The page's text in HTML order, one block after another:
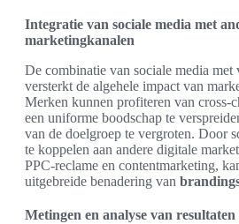
Integratie van sociale media met
marketingkanalen
De combinatie van sociale media met
versterkt de algehele impact van
Merken kunnen profiteren van cross-
een uniforme boodschap te
van de doelgroep te vergroten. Door
te koppelen aan andere digitale
PPC-reclame en contentmarketing,
uitgebreide benadering van
Metingen en analyse van resultaten